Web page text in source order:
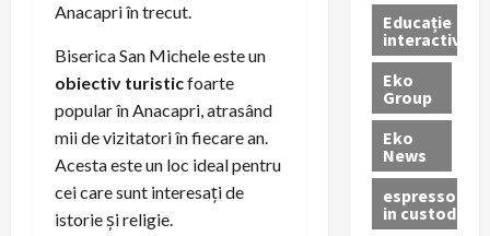
Anacapri în trecut.
Biserica San Michele este un
obiectiv turisticfoarte
popular în Anacapri, atrasând
mii de vizitatori în fiecare an.
Acesta este un loc ideal pentru
cei care sunt interesați de
istorie și religie.
Educație
interactivă
Eko
Group
Eko
News
espressoare
in custodie